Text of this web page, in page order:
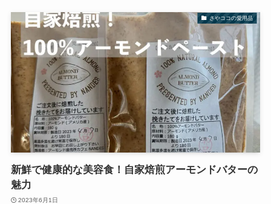
さやココの愛用品
新鮮で健康的な美容食！自家焙煎アーモンドバターの
魅力
2023年6月1日